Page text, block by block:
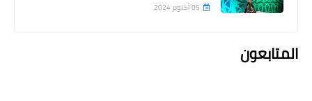
05 أكتوبر 2024
المتابعون